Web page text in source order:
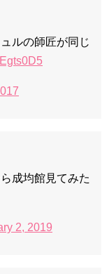
ルの師匠が同じ
成均館見てみた
2, 2019